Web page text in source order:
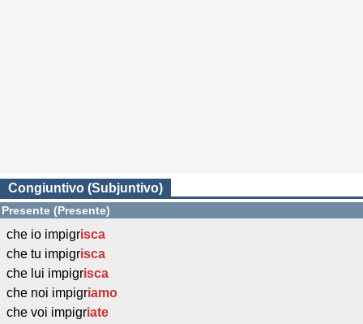
Congiuntivo (Subjuntivo)
Presente (Presente)
che io impigrisca
che tu impigrisca
che lui impigrisca
che noi impigriamo
che voi impigriate